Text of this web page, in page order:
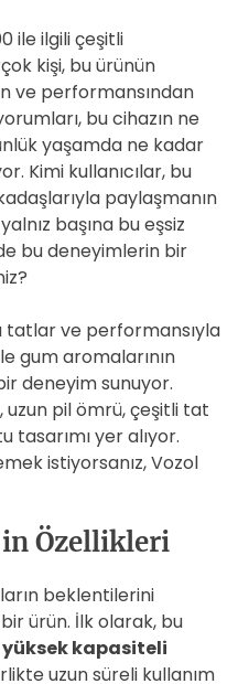
ile ilgili çeşitli
kişi, bu ürünün
ve performansından
bu cihazın ne
yaşamda ne kadar
Kimi kullanıcılar, bu
paylaşmanın
başına bu eşsiz
de bu deneyimlerin bir
tatlar ve performansıyla
gum aromalarının
bir deneyim sunuyor.
uzun pil ömrü, çeşitli tat
tasarımı yer alıyor.
istiyorsanız, Vozol
Özellikleri
beklentilerini
ürün. İlk olarak, bu
yüksek kapasiteli
uzun süreli kullanım